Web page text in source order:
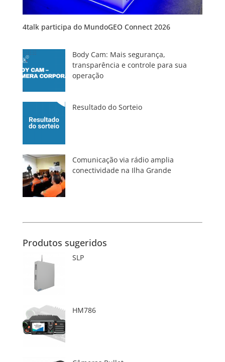
4talk participa do MundoGEO Connect 2026
Body Cam: Mais segurança,
transparência e controle para sua
operação
Resultado do Sorteio
Comunicação via rádio amplia
conectividade na Ilha Grande
Produtos sugeridos
SLP
HM786